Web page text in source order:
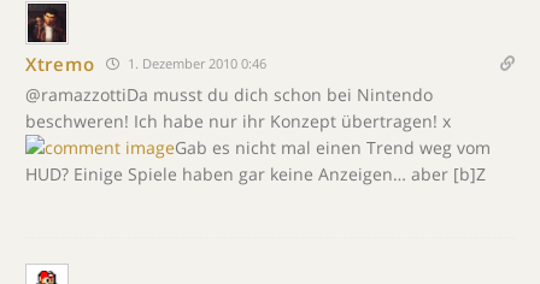
Xtremo 1. Dezember 2010 0:46
@ramazzottiDa musst du dich schon bei Nintendo
beschweren! Ich habe nur ihr Konzept übertragen! x
Gab es nicht mal einen Trend weg vom
HUD? Einige Spiele haben gar keine Anzeigen… aber [b]Z